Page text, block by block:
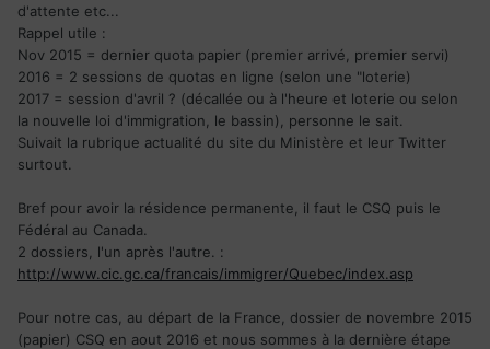
d'attente etc...
Rappel utile :
Nov 2015 = dernier quota papier (premier arrivé, premier servi)
2016 = 2 sessions de quotas en ligne (selon une "loterie)
2017 = session d'avril ? (décallée ou à l'heure et loterie ou selon
la nouvelle loi d'immigration, le bassin), personne le sait.
Suivait la rubrique actualité du site du Ministère et leur Twitter
surtout.
Bref pour avoir la résidence permanente, il faut le CSQ puis le
Fédéral au Canada.
2 dossiers, l'un après l'autre. :
http://www.cic.gc.ca/francais/immigrer/Quebec/index.asp
Pour notre cas, au départ de la France, dossier de novembre 2015
(papier) CSQ en aout 2016 et nous sommes à la dernière étape